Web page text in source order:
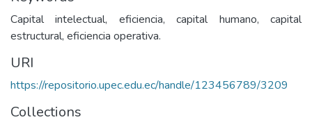
Capital intelectual, eficiencia, capital humano, capital
estructural, eficiencia operativa.
URI
https://repositorio.upec.edu.ec/handle/123456789/3209
Collections